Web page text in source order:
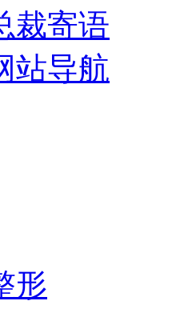
裁寄语
站导航
形